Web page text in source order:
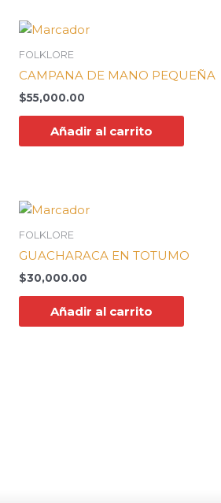
FOLKLORE
CAMPANA DE MANO PEQUEÑA
$55,000.00
Añadir al carrito
FOLKLORE
GUACHARACA EN TOTUMO
$30,000.00
Añadir al carrito